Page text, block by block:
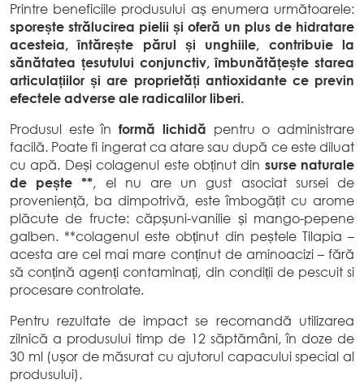
Printre beneficiile produsului aș enumera următoarele:
sporește strălucirea pielii și oferă un plus de hidratare
acesteia, întărește părul și unghiile, contribuie la
sănătatea țesutului conjunctiv, îmbunătățește starea
articulațiilor și are proprietăți antioxidante ce previn
efectele adverse ale radicalilor liberi.
Produsul este înformă lichidă pentru o administrare
facilă. Poate fi ingerat ca atare sau după ce este diluat
cu apă. Deși colagenul este obținut din surse naturale
de pește **, el nu are un gust asociat sursei de
proveniență, ba dimpotrivă, este îmbogățit cu arome
plăcute de fructe: căpșuni-vanilie și mango-pepene
galben. **colagenul este obținut din peștele Tilapia –
acesta are cel mai mare conținut de aminoacizi – fără
să conțină agenți contaminați, din condiții de pescuit si
procesare controlate.
Pentru rezultate de impact se recomandă utilizarea
zilnică a produsului timp de 12 săptămâni, în doze de
30 ml (ușor de măsurat cu ajutorul capacului special al
produsului).